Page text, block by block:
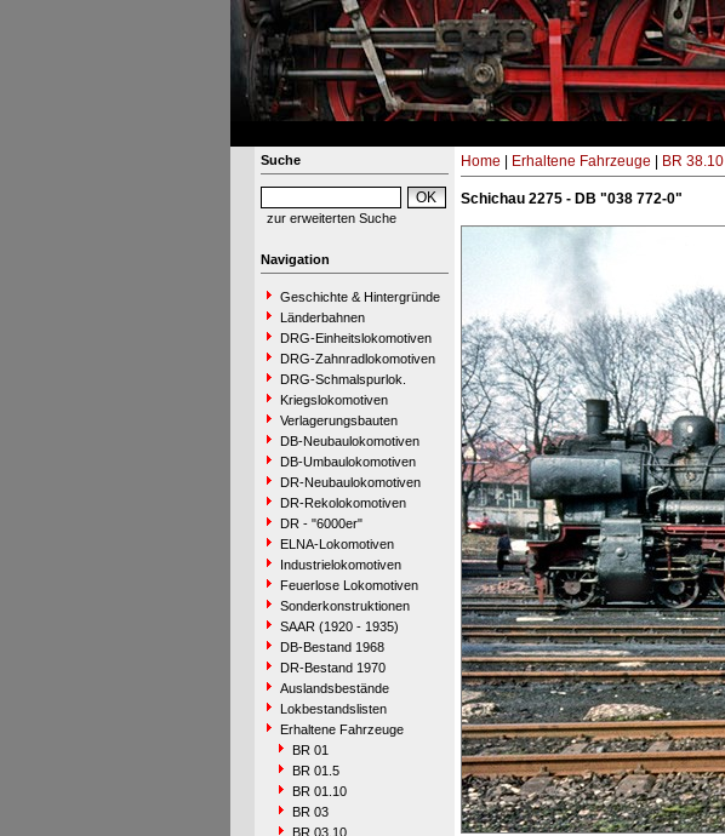
Suche
zur erweiterten Suche
Navigation
Geschichte & Hintergründe
Länderbahnen
DRG-Einheitslokomotiven
DRG-Zahnradlokomotiven
DRG-Schmalspurlok.
Kriegslokomotiven
Verlagerungsbauten
DB-Neubaulokomotiven
DB-Umbaulokomotiven
DR-Neubaulokomotiven
DR-Rekolokomotiven
DR - "6000er"
ELNA-Lokomotiven
Industrielokomotiven
Feuerlose Lokomotiven
Sonderkonstruktionen
SAAR (1920 - 1935)
DB-Bestand 1968
DR-Bestand 1970
Auslandsbestände
Lokbestandslisten
Erhaltene Fahrzeuge
BR 01
BR 01.5
BR 01.10
BR 03
BR 03.10
Home Erhaltene Fahrzeuge BR 38.10
Schichau 2275 - DB "038 772-0"